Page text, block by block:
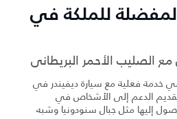
المفضلة للملكة في
الصليب الأحمر البريطاني
خدمة فعلية مع سيارة ديفيندر في
الدعم إلى الأشخاص في
إليها مثل جبال سنودونيا وشبه